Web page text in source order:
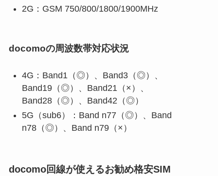
2G：GSM 750/800/1800/1900MHz
docomoの周波数帯対応状況
4G：Band1（◎）、Band3（◎）、
Band19（◎）、Band21（×）、
Band28（◎）、Band42（◎）
5G（sub6）：Band n77（◎）、Band
n78（◎）、Band n79（×）
docomo回線が使えるお勧め格安SIM